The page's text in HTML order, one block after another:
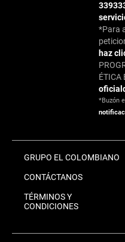
*Para
haz
ÉTICA
*Buzón
GRUPO EL COLOMBIANO
CONTÁCTANOS
TÉRMINOS Y
CONDICIONES